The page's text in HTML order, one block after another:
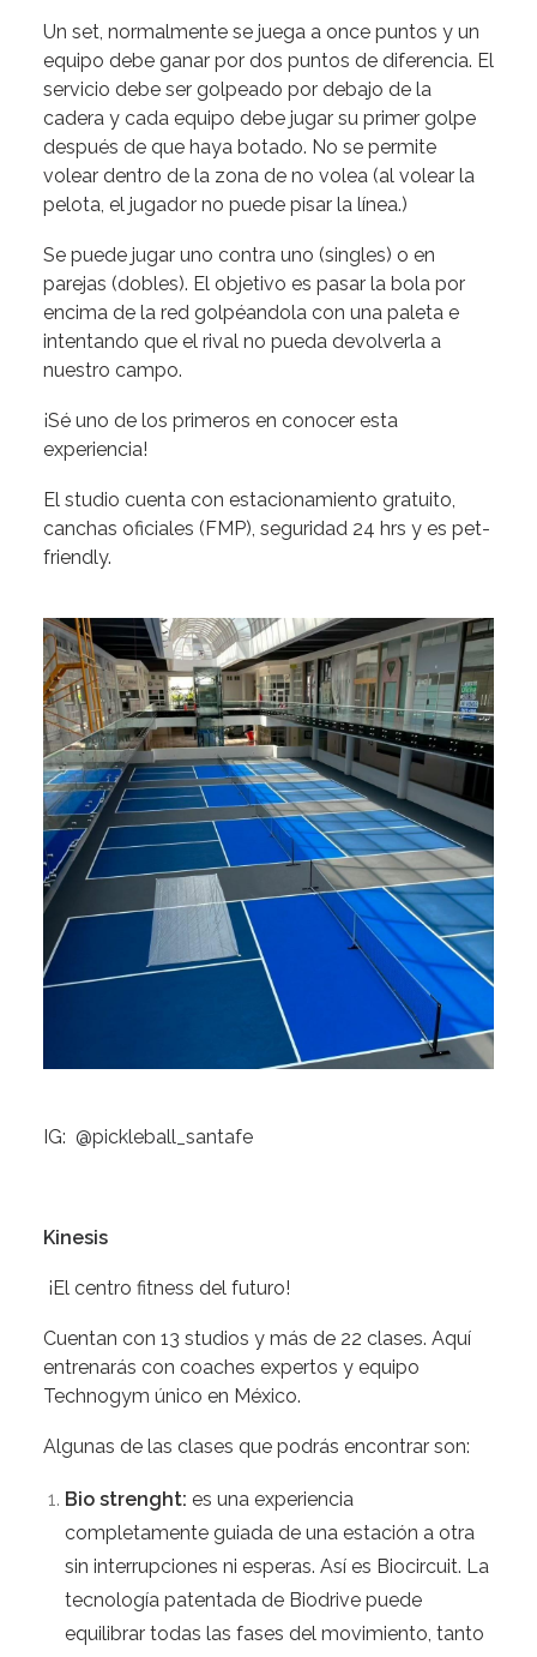
Un set, normalmente se juega a once puntos y un
equipo debe ganar por dos puntos de diferencia. El
servicio debe ser golpeado por debajo de la
cadera y cada equipo debe jugar su primer golpe
después de que haya botado. No se permite
volear dentro de la zona de no volea (al volear la
pelota, el jugador no puede pisar la línea.)
Se puede jugar uno contra uno (singles) o en
parejas (dobles). El objetivo es pasar la bola por
encima de la red golpéandola con una paleta e
intentando que el rival no pueda devolverla a
nuestro campo.
¡Sé uno de los primeros en conocer esta
experiencia!
El studio cuenta con estacionamiento gratuito,
canchas oficiales (FMP), seguridad 24 hrs y es pet-
friendly.
IG: @pickleball_santafe
Kinesis
¡El centro fitness del futuro!
Cuentan con 13 studios y más de 22 clases. Aquí
entrenarás con coaches expertos y equipo
Technogym único en México.
Algunas de las clases que podrás encontrar son:
Bio strenght: es una experiencia
completamente guiada de una estación a otra
sin interrupciones ni esperas. Así es Biocircuit. La
tecnología patentada de Biodrive puede
equilibrar todas las fases del movimiento, tanto